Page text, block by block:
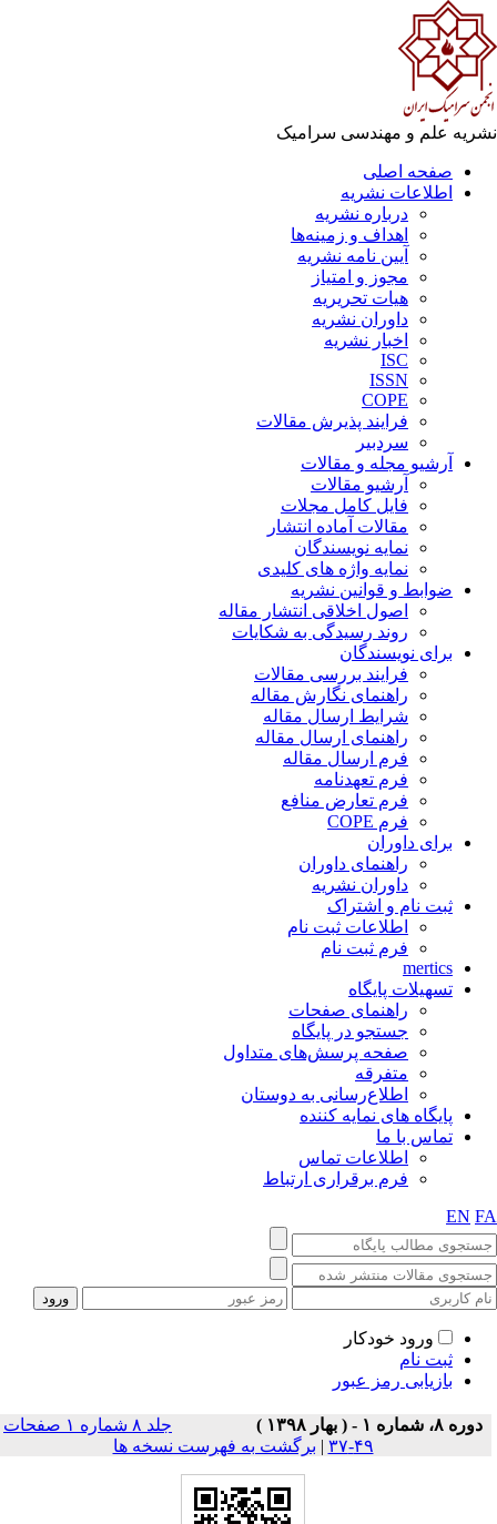
علم و مهندسی سرامیک
صفحه اصلی
اطلاعات نشریه
درباره نشریه
اهداف و زمینه‌ها
آیین نامه نشریه
مجوز و امتیاز
هیات تحریریه
داوران نشریه
اخبار نشریه
ISC
ISSN
COPE
فرایند پذیرش مقالات
سردبیر
آرشیو مجله و مقالات
آرشیو مقالات
فایل کامل مجلات
مقالات آماده انتشار
نمایه نویسندگان
نمایه واژه های کلیدی
ضوابط و قوانین نشریه
اصول اخلاقی انتشار مقاله
روند رسیدگی به شکایات
برای نویسندگان
فرایند بررسی مقالات
راهنمای نگارش مقاله
شرایط ارسال مقاله
راهنمای ارسال مقاله
فرم ارسال مقاله
فرم تعهدنامه
فرم تعارض منافع
فرم COPE
برای داوران
راهنمای داوران
داوران نشریه
ثبت نام و اشتراک
اطلاعات ثبت نام
فرم ثبت نام
mertics
تسهیلات پایگاه
راهنمای صفحات
جستجو در پایگاه
صفحه پرسش‌های متداول
متفرقه
اطلاع‌رسانی به دوستان
پایگاه های نمایه کننده
تماس با ما
اطلاعات تماس
فرم برقراری ارتباط
EN
ورود خودکار
ثبت نام
بازیابی رمز عبور
دوره ۸، شماره ۱ - ( بهار ۱۳۹۸ )
جلد ۸ شماره ۱ صفحات
۴۹-۳۷
| برگشت به فهرست نسخه ها